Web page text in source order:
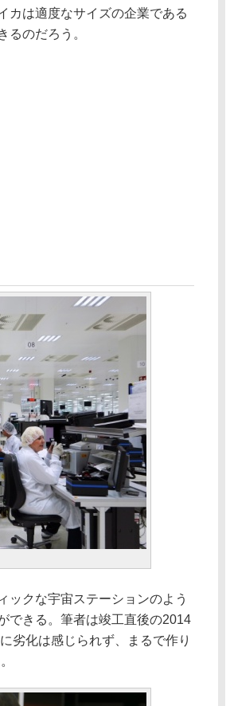
カは適度なサイズの企業である
るのだろう。
ックな宇宙ステーションのよう
できる。筆者は竣工直後の2014
劣化は感じられず、まるで作り